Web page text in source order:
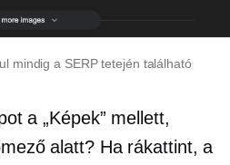
mindig a SERP tetején található
a „Képek” mellett,
alatt? Ha rákattint, a